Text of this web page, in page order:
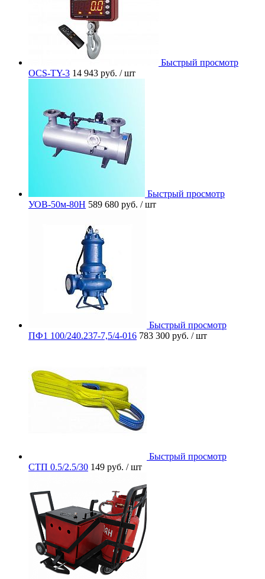
Быстрый просмотр
OCS-TY-3 14 943 руб. / шт
Быстрый просмотр
УОВ-50м-80Н 589 680 руб. / шт
Быстрый просмотр
ПФ1 100/240.237-7,5/4-016 783 300 руб. / шт
Быстрый просмотр
СТП 0.5/2.5/30 149 руб. / шт